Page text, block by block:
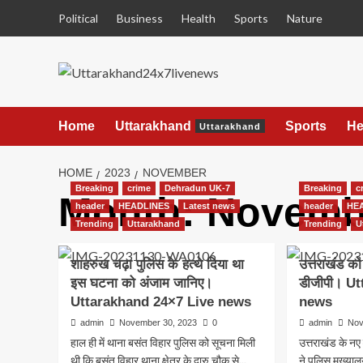
Political Business Health Sports Nature
Home Uttarakhand Uttarakhand Sports
HOME 2023 NOVEMBER
Month:
Breaking crime
Dehradun UK-7
header
HEADLINES
Latest news
Trending
Uttarakhand
शाहरुख चढ़ा पुलिस के हत्थे दिया था
इस घटना को अंजाम जानिए।
Uttarakhand 24×7 Live news
admin November 30, 2023 0
हाल ही में थाना बसंत विहार पुलिस को सूचना मिली
Breaking
header
Trending
उत्तराखंड
डीजीपी।
news
admin
उत्तराखंड के नए